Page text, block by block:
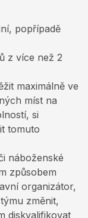
popřípadě
z více než 2
maximálně ve
míst na
si
tomuto
náboženské
způsobem
organizátor,
změnit,
diskvalifikovat